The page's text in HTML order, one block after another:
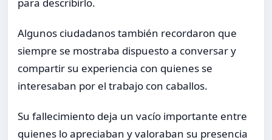
Algunos ciudadanos también recordaron que
siempre se mostraba dispuesto a conversar y
compartir su experiencia con quienes se
interesaban por el trabajo con caballos.
Su fallecimiento deja un vacío importante entre
quienes lo apreciaban y valoraban su presencia